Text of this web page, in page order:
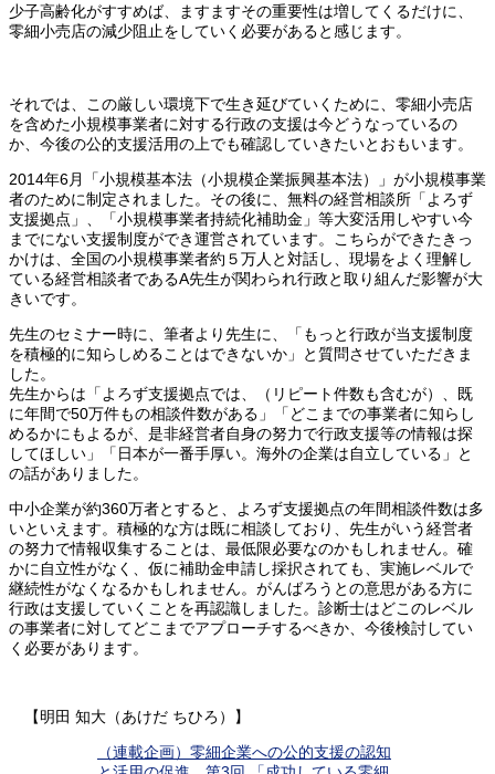
少子高齢化がすすめば、ますますその重要性は増してくるだけに、
零細小売店の減少阻止をしていく必要があると感じます。
それでは、この厳しい環境下で生き延びていくために、零細小売店
を含めた小規模事業者に対する行政の支援は今どうなっているの
か、今後の公的支援活用の上でも確認していきたいとおもいます。
2014年6月「小規模基本法（小規模企業振興基本法）」が小規模事業
者のために制定されました。その後に、無料の経営相談所「よろず
支援拠点」、「小規模事業者持続化補助金」等大変活用しやすい今
までにない支援制度ができ運営されています。こちらができたきっ
かけは、全国の小規模事業者約５万人と対話し、現場をよく理解し
ている経営相談者であるA先生が関わられ行政と取り組んだ影響が大
きいです。
先生のセミナー時に、筆者より先生に、「もっと行政が当支援制度
を積極的に知らしめることはできないか」と質問させていただきま
した。
先生からは「よろず支援拠点では、（リピート件数も含むが）、既
に年間で50万件もの相談件数がある」「どこまでの事業者に知らし
めるかにもよるが、是非経営者自身の努力で行政支援等の情報は探
してほしい」「日本が一番手厚い。海外の企業は自立している」と
の話がありました。
中小企業が約360万者とすると、よろず支援拠点の年間相談件数は多
いといえます。積極的な方は既に相談しており、先生がいう経営者
の努力で情報収集することは、最低限必要なのかもしれません。確
かに自立性がなく、仮に補助金申請し採択されても、実施レベルで
継続性がなくなるかもしれません。がんばろうとの意思がある方に
行政は支援していくことを再認識しました。診断士はどこのレベル
の事業者に対してどこまでアプローチするべきか、今後検討してい
く必要があります。
【明田 知大（あけだ ちひろ）】
（連載企画）零細企業への公的支援の認知